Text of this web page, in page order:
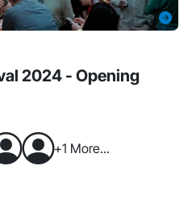
2024 - Opening
+1 More...